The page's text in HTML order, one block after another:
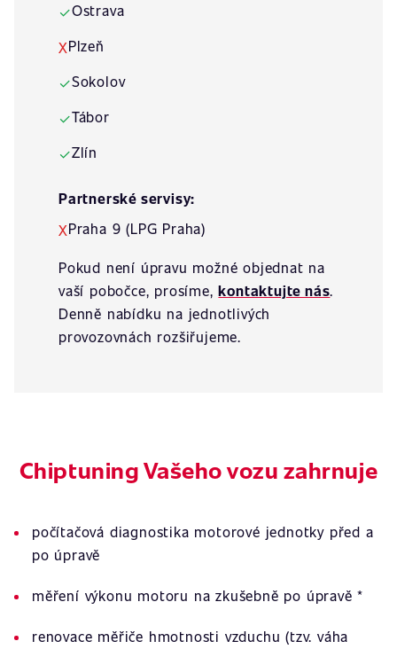
✓Ostrava
XPlzeň
✓Sokolov
✓Tábor
✓Zlín
Partnerské servisy:
XPraha 9 (LPG Praha)
Pokud není úpravu možné objednat na
vaší pobočce, prosíme,kontaktujte nás.
Denně nabídku na jednotlivých
provozovnách rozšiřujeme.
Chiptuning Vašeho vozu zahrnuje
počítačová diagnostika motorové jednotky před a
po úpravě
měření výkonu motoru na zkušebně po úpravě *
renovace měřiče hmotnosti vzduchu (tzv. váha